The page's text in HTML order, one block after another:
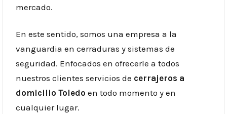
mercado.
En este sentido, somos una empresa a la
vanguardia en cerraduras y sistemas de
seguridad. Enfocados en ofrecerle a todos
nuestros clientes servicios de cerrajeros a
domicilio Toledo en todo momento y en
cualquier lugar.